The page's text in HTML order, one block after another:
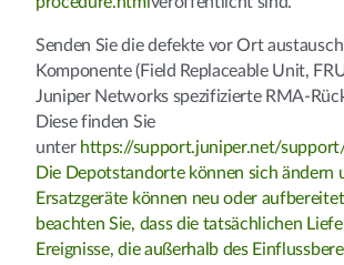
Senden Sie die defekte vor Ort
Komponente (Field Replaceable Unit,
Juniper Networks spezifizierte RMA-
Diese finden Sie
unter https://support.juniper.net/
Die Depotstandorte können sich ändern
Ersatzgeräte können neu oder
beachten Sie, dass die tatsächlichen
Ereignisse, die außerhalb des